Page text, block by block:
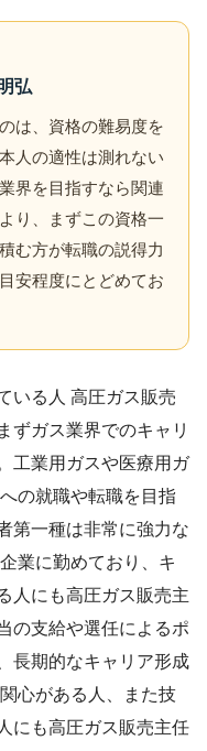
弘
は、資格の難易度を
人の適性は測れない
界を目指すなら関連
り、まずこの資格一
む方が転職の説得力
安程度にとどめてお
いる人 高圧ガス販売
ずガス業界でのキャリ
工業用ガスや医療用ガ
の就職や転職を目指
第一種は非常に強力な
業に勤めており、キ
人にも高圧ガス販売主
の支給や選任によるポ
長期的なキャリア形成
心がある人、また技
にも高圧ガス販売主任